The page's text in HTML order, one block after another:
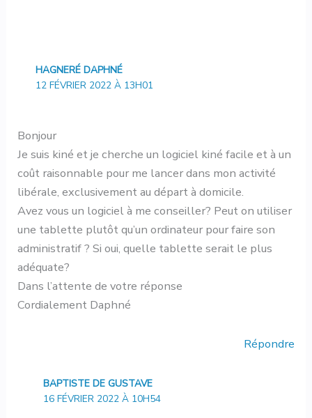
HAGNERÉ DAPHNÉ
12 FÉVRIER 2022 À 13H01
Bonjour
Je suis kiné et je cherche un logiciel kiné facile et à un
coût raisonnable pour me lancer dans mon activité
libérale, exclusivement au départ à domicile.
Avez vous un logiciel à me conseiller? Peut on utiliser
une tablette plutôt qu’un ordinateur pour faire son
administratif ? Si oui, quelle tablette serait le plus
adéquate?
Dans l’attente de votre réponse
Cordialement Daphné
Répondre
BAPTISTE DE GUSTAVE
16 FÉVRIER 2022 À 10H54